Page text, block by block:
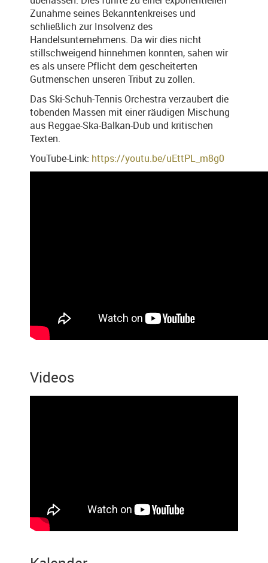
Zunahme seines Bekanntenkreises und
schließlich zur Insolvenz des
Handelsunternehmens. Da wir dies nicht
stillschweigend hinnehmen konnten, sahen wir
es als unsere Pflicht dem gescheiterten
Gutmenschen unseren Tribut zu zollen.
Das Ski-Schuh-Tennis Orchestra verzaubert die
tobenden Massen mit einer räudigen Mischung
aus Reggae-Ska-Balkan-Dub und kritischen
Texten.
YouTube-Link: https://youtu.be/uEttPL_m8g0
Videos